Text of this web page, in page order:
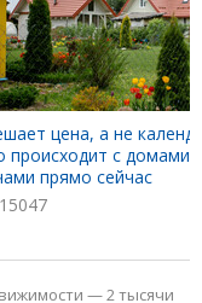
цена, а не
происходит с домами
прямо сейчас
15047
—2 тысячи